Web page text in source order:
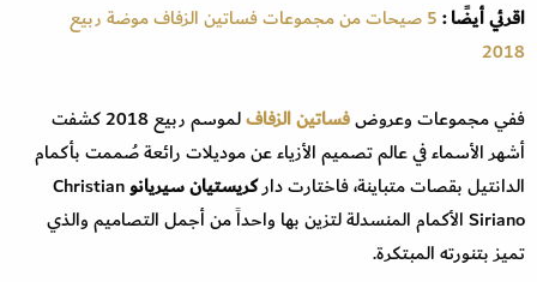
اقرئي أيضًا :
5 صيحات من مجموعات فساتين الزفاف موضة ربيع
2018
ففي مجموعات وعروضفساتين الزفاف
لموسم ربيع 2018 كشفت
أشهر الأسماء في عالم تصميم الأزياء عن موديلات رائعة صُممت بأكمام
الدانتيل بقصات متباينة، فاختارت داركريستيان سيريانوChristian
Siriano الأكمام المنسدلة لتزين بها واحداً من أجمل التصاميم والذي
تميز بتنورته المبتكرة.